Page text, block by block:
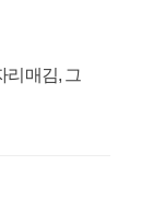
리매김, 그